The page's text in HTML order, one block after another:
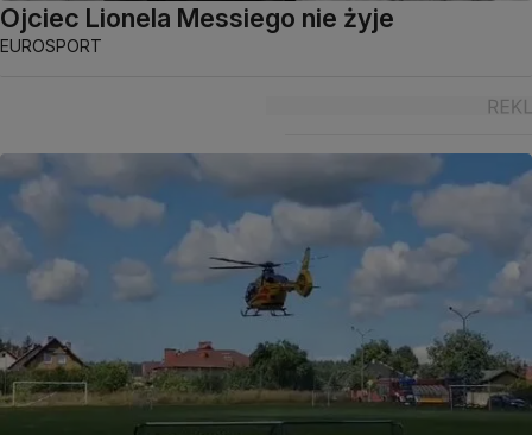
Ojciec Lionela Messiego nie żyje
EUROSPORT